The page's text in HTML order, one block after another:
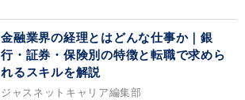
金融業界の経理とはどんな仕事か｜銀
行・証券・保険別の特徴と転職で求めら
れるスキルを解説
ジャスネットキャリア編集部